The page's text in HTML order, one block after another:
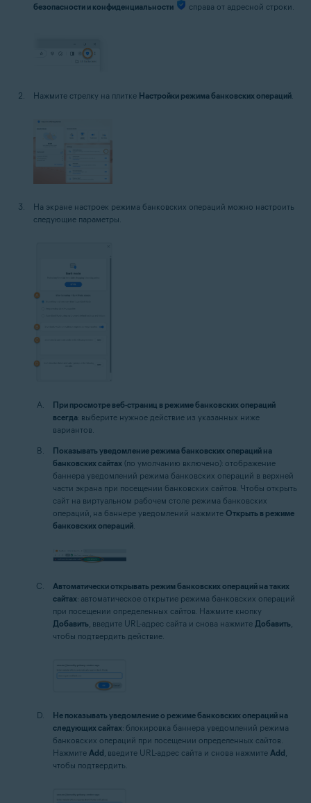
безопасности и конфиденциальности
справа от адресной строки.
Нажмите стрелку на плитке Настройки режима банковских операций.
На экране настроек режима банковских операций можно настроить
следующие параметры.
При просмотре веб-страниц в режиме банковских операций
всегда: выберите нужное действие из указанных ниже
вариантов.
Показывать уведомление режима банковских операций на
банковских сайтах (по умолчанию включено): отображение
баннера уведомлений режима банковских операций в верхней
части экрана при посещении банковских сайтов. Чтобы открыть
сайт на виртуальном рабочем столе режима банковских
операций, на баннере уведомлений нажмите Открыть в режиме
банковских операций.
Автоматически открывать режим банковских операций на таких
сайтах: автоматическое открытие режима банковских операций
при посещении определенных сайтов. Нажмите кнопку
Добавить, введите URL-адрес сайта и снова нажмите Добавить,
чтобы подтвердить действие.
Не показывать уведомление о режиме банковских операций на
следующих сайтах: блокировка баннера уведомлений режима
банковских операций при посещении определенных сайтов.
Нажмите Add, введите URL-адрес сайта и снова нажмите Add,
чтобы подтвердить.